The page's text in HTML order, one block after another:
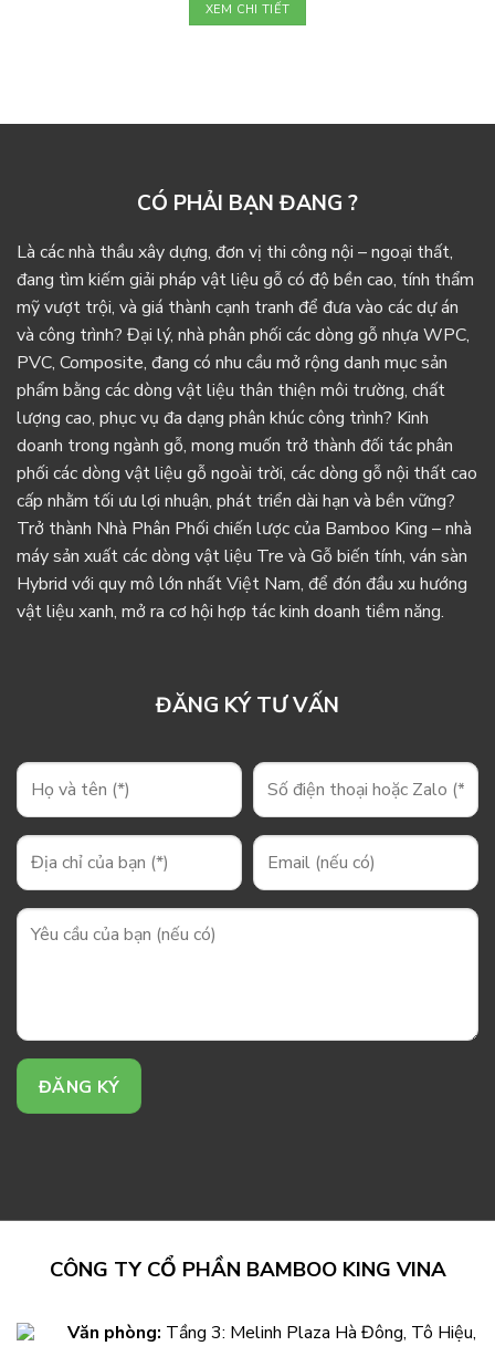
XEM CHI TIẾT
CÓ PHẢI BẠN ĐANG ?
Là các nhà thầu xây dựng, đơn vị thi công nội – ngoại thất,
đang tìm kiếm giải pháp vật liệu gỗ có độ bền cao, tính thẩm
mỹ vượt trội, và giá thành cạnh tranh để đưa vào các dự án
và công trình? Đại lý, nhà phân phối các dòng gỗ nhựa WPC,
PVC, Composite, đang có nhu cầu mở rộng danh mục sản
phẩm bằng các dòng vật liệu thân thiện môi trường, chất
lượng cao, phục vụ đa dạng phân khúc công trình? Kinh
doanh trong ngành gỗ, mong muốn trở thành đối tác phân
phối các dòng vật liệu gỗ ngoài trời, các dòng gỗ nội thất cao
cấp nhằm tối ưu lợi nhuận, phát triển dài hạn và bền vững?
Trở thành Nhà Phân Phối chiến lược của Bamboo King – nhà
máy sản xuất các dòng vật liệu Tre và Gỗ biến tính, ván sàn
Hybrid với quy mô lớn nhất Việt Nam, để đón đầu xu hướng
vật liệu xanh, mở ra cơ hội hợp tác kinh doanh tiềm năng.
ĐĂNG KÝ TƯ VẤN
CÔNG TY CỔ PHẦN BAMBOO KING VINA
Văn phòng: Tầng 3: Melinh Plaza Hà Đông, Tô Hiệu,